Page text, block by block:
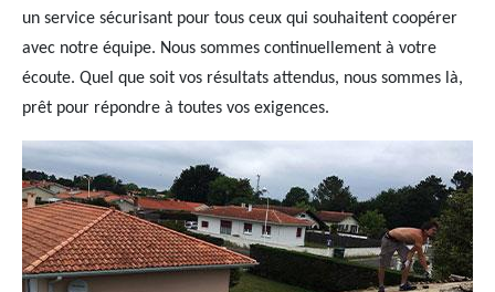
un service sécurisant pour tous ceux qui souhaitent coopérer
avec notre équipe. Nous sommes continuellement à votre
écoute. Quel que soit vos résultats attendus, nous sommes là,
prêt pour répondre à toutes vos exigences.